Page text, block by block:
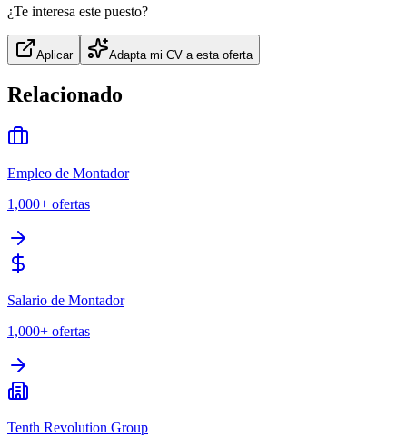
¿Te interesa este puesto?
Aplicar Adapta mi CV a esta oferta
Relacionado
Empleo de Montador
1,000+ ofertas
Salario de Montador
1,000+ ofertas
Tenth Revolution Group